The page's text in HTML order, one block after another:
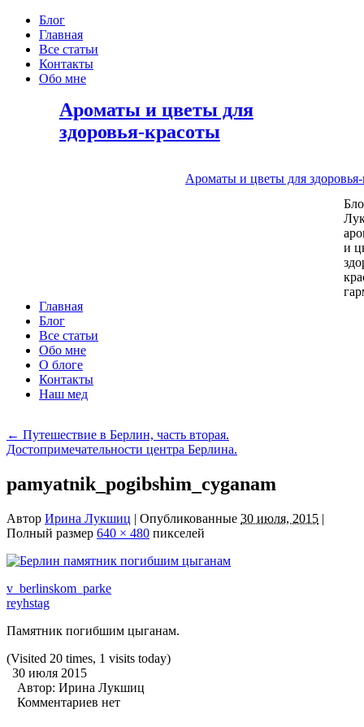
Блог
Главная
Все статьи
Контакты
Обо мне
Ароматы и цветы для
здоровья-красоты
Ароматы и цветы для
и
Главная
Блог
Все статьи
Обо мне
О блоге
Контакты
Наш мед
← Путешествие в Берлин, часть вторая.
Достопримечательности центра Берлина.
pamyatnik_pogibshim_cyganam
Автор Ирина Лукшиц | Опубликованные 30 июля, 2015 |
Полный размер 640 × 480 пикселей
v_berlinskom_parke
reyhstag
Памятник погибшим цыганам.
(Visited 20 times, 1 visits today)
30 июля 2015
Автор: Ирина Лукшиц
Комментариев нет